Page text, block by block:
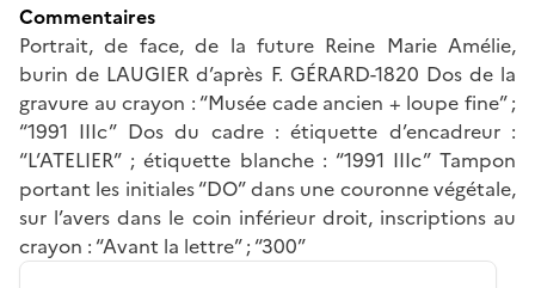
Commentaires
Portrait, de face, de la future Reine Marie Amélie,
burin de LAUGIER d’après F. GÉRARD-1820 Dos de la
gravure au crayon : “Musée cade ancien + loupe fine” ;
“1991 IIIc” Dos du cadre : étiquette d’encadreur :
“L’ATELIER” ; étiquette blanche : “1991 IIIc” Tampon
portant les initiales “DO” dans une couronne végétale,
sur l’avers dans le coin inférieur droit, inscriptions au
crayon : “Avant la lettre” ; “300”